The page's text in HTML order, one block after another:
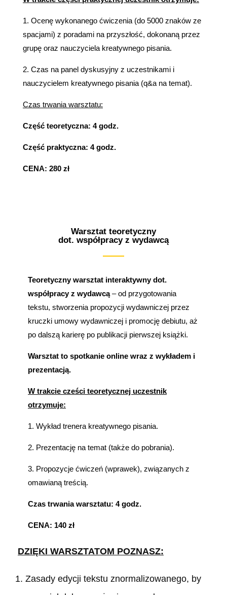
1. Ocenę wykonanego ćwiczenia (do 5000 znaków ze
spacjami) z poradami na przyszłość, dokonaną przez
grupę oraz nauczyciela kreatywnego pisania.
2. Czas na panel dyskusyjny z uczestnikami i
nauczycielem kreatywnego pisania (q&a na temat).
Czas trwania warsztatu:
Część teoretyczna: 4 godz.
Część praktyczna: 4 godz.
CENA: 280 zł
Warsztat teoretyczny
dot. współpracy z wydawcą
Teoretyczny warsztat interaktywny dot.
współpracy z wydawcą– od przygotowania
tekstu, stworzenia propozycji wydawniczej przez
kruczki umowy wydawniczej i promocję debiutu, aż
po dalszą karierę po publikacji pierwszej książki.
Warsztat to spotkanie online wraz z wykładem i
prezentacją.
W trakcie cześci teoretycznej uczestnik
otrzymuje:
1. Wykład trenera kreatywnego pisania.
2. Prezentację na temat (także do pobrania).
3. Propozycje ćwiczeń (wprawek), związanych z
omawianą treścią.
Czas trwania warsztatu: 4 godz.
CENA: 140 zł
DZIĘKI WARSZTATOM POZNASZ:
Zasady edycji tekstu znormalizowanego, by